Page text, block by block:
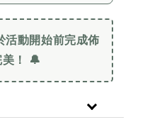
活動開始前完成佈
！ 🔔